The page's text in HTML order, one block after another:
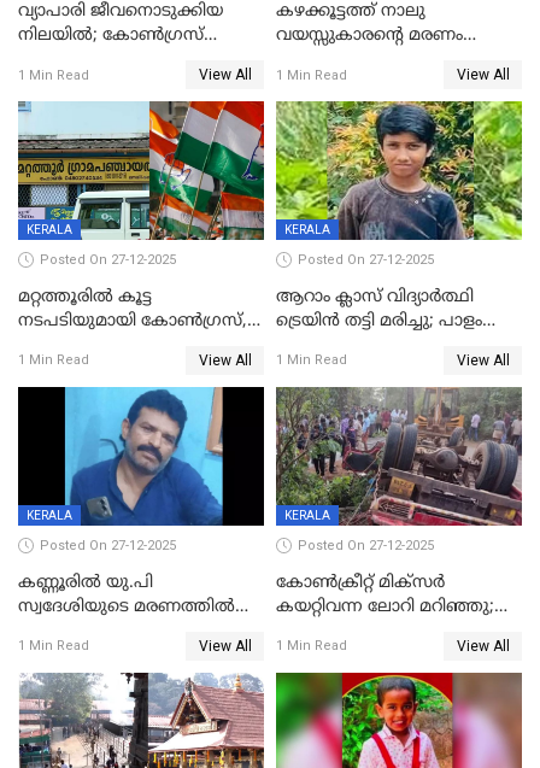
വ്യാപാരി ജീവനൊടുക്കിയ
നിലയില്‍; കോണ്‍ഗ്രസ്
മാനസികപീഡനമെന്ന് കുറിപ്പ്
1 Min Read View All
കഴക്കൂട്ടത്ത് നാലു
വയസ്സുകാരന്റെ മരണം
സുഹൃത്തും പൊലീസ്
കസ്റ്റഡിയിൽ
1 Min Read View All
KERALA
Posted On 27-12-2025
മറ്റത്തൂരിൽ കൂട്ട
നടപടിയുമായി കോണ്‍ഗ്രസ്,
എട്ട് പേര്‍ ഉള്‍പ്പെടെ
പത്തുപേരെ പുറത്താക്കി,
ചൊവ്വന്നൂരിലും നടപടി
1 Min Read View All
KERALA
Posted On 27-12-2025
ആറാം ക്ലാസ് വിദ്യാർത്ഥി
ട്രെയിൻ തട്ടി മരിച്ചു; പാളം
അപകടം മലപ്പുറത്ത്
1 Min Read View All
KERALA
Posted On 27-12-2025
കണ്ണൂരിൽ യു.പി
സ്വദേശിയുടെ മരണത്തിൽ
കേസ്; തർക്കമുണ്ടായത്
ഫേഷ്യലിന് 300 രൂപ
ആവശ്യപ്പെട്ടതിനെച്ചൊല്ലി
1 Min Read View All
KERALA
Posted On 27-12-2025
കോണ്‍ക്രീറ്റ് മിക്‌സര്‍
കയറ്റിവന്ന ലോറി മറിഞ്ഞു;
അപകടം കണ്ണൂരിൽ
1 Min Read View All